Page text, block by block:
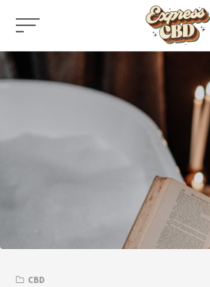
Skip
content
CBD